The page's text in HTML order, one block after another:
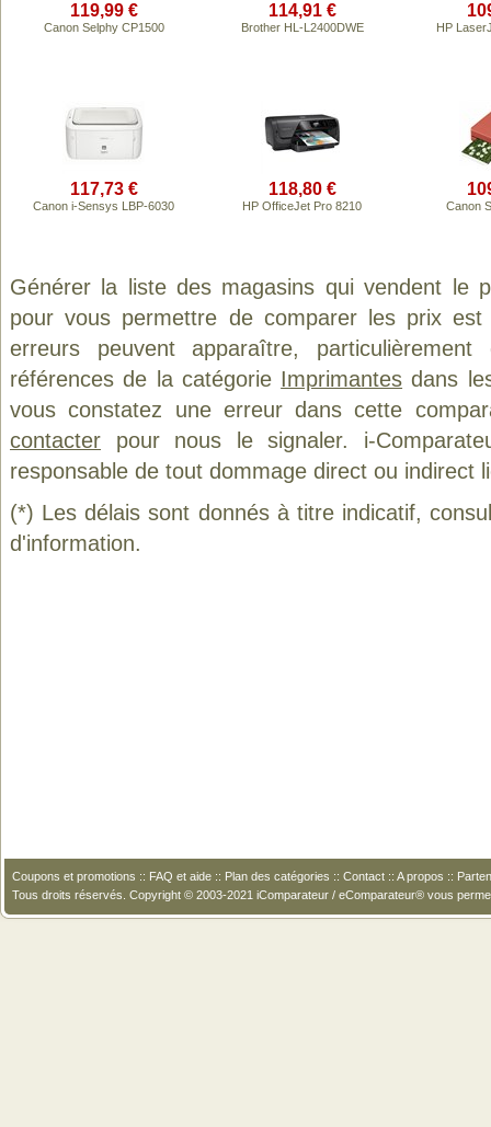
119,99 €
Canon Selphy CP1500
114,91 €
Brother HL-L2400DWE HP
117,73 €
Canon i-Sensys LBP-6030
118,80 €
HP OfficeJet Pro 8210 Canon
Générer la liste des magasins qui vendent le
pour vous permettre de comparer les prix
erreurs peuvent apparaître,
références de la catégorie Imprimantes dans
vous constatez une erreur dans cette
contacter pour nous le signaler. i-
responsable de tout dommage direct ou indirect
(*) Les délais sont donnés à titre indicatif,
d'information.
Coupons et promotions :: FAQ et aide :: Plan des catégories :: Contact :: A propos ::
Tous droits réservés. Copyright © 2003-2021 iComparateur / eComparateur® vous